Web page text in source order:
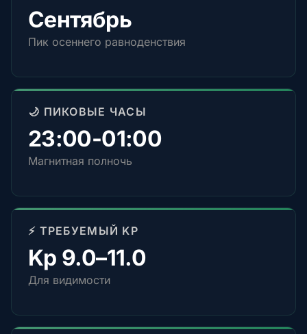
Сентябрь
Пик осеннего равноденствия
🌙 ПИКОВЫЕ ЧАСЫ
23:00-01:00
Магнитная полночь
⚡ ТРЕБУЕМЫЙ KP
Kp 9.0–11.0
Для видимости